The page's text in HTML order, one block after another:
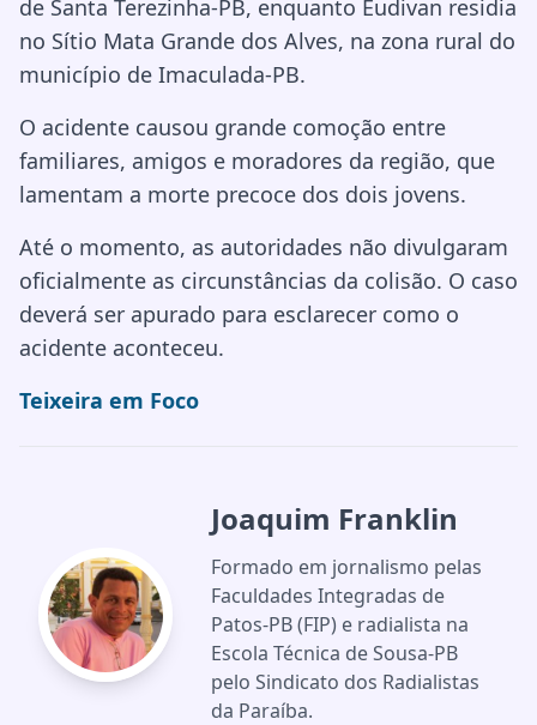
de Santa Terezinha-PB, enquanto Eudivan residia
no Sítio Mata Grande dos Alves, na zona rural do
município de Imaculada-PB.
O acidente causou grande comoção entre
familiares, amigos e moradores da região, que
lamentam a morte precoce dos dois jovens.
Até o momento, as autoridades não divulgaram
oficialmente as circunstâncias da colisão. O caso
deverá ser apurado para esclarecer como o
acidente aconteceu.
Teixeira em Foco
Joaquim Franklin
Formado em jornalismo pelas
Faculdades Integradas de
Patos-PB (FIP) e radialista na
Escola Técnica de Sousa-PB
pelo Sindicato dos Radialistas
da Paraíba.